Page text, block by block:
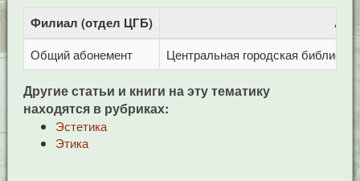
Филиал (отдел ЦГБ)
Общий абонемент Центральная городская
Другие статьи и книги на эту тематику
находятся в рубриках:
Эстетика
Этика